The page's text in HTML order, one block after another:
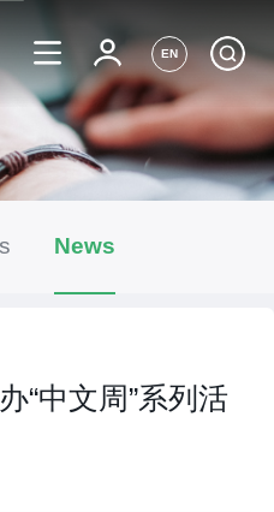
EN
News
“中文周”系列活